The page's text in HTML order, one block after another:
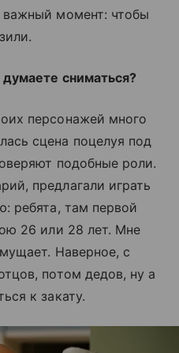
момент: чтобы
сниматься?
персонажей много
сцена поцелуя под
подобные роли.
предлагали играть
ребята, там первой
26 или 28 лет. Мне
Наверное, с
потом дедов, ну а
к закату.